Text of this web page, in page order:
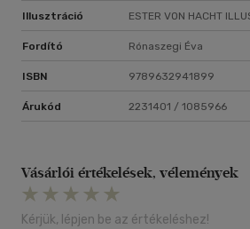
Illusztráció ESTER VON HACHT
Fordító Rónaszegi Éva
ISBN 9789632941899
Árukód 2231401 / 1085966
Vásárlói értékelések, vélemények
Kérjük, lépjen be az értékeléshez!